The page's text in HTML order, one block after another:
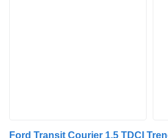
Ford Transit Courier 1.5 TDCI